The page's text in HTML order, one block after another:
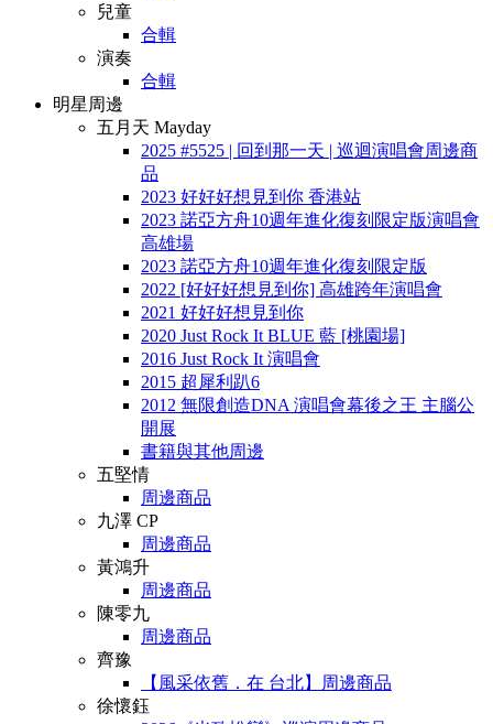
兒童
合輯
演奏
合輯
明星周邊
五月天 Mayday
2025 #5525 | 回到那一天 | 巡迴演唱會周邊商
品
2023 好好好想見到你 香港站
2023 諾亞方舟10週年進化復刻限定版演唱會
高雄場
2023 諾亞方舟10週年進化復刻限定版
2022 [好好好想見到你] 高雄跨年演唱會
2021 好好好想見到你
2020 Just Rock It BLUE 藍 [桃園場]
2016 Just Rock It 演唱會
2015 超犀利趴6
2012 無限創造DNA 演唱會幕後之王 主腦公
開展
書籍與其他周邊
五堅情
周邊商品
九澤 CP
周邊商品
黃鴻升
周邊商品
陳零九
周邊商品
齊豫
【風采依舊．在 台北】周邊商品
徐懷鈺